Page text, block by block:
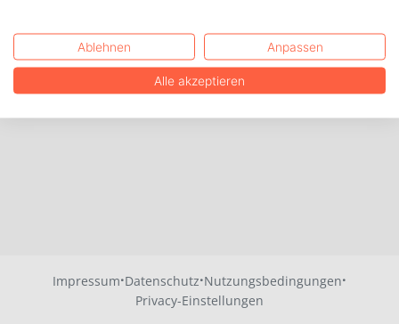
Impressum·Datenschutz·Nutzungsbedingungen·
Privacy-Einstellungen
Ablehnen Anpassen
Alle akzeptieren